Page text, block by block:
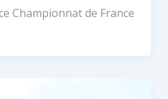
Championnat de France